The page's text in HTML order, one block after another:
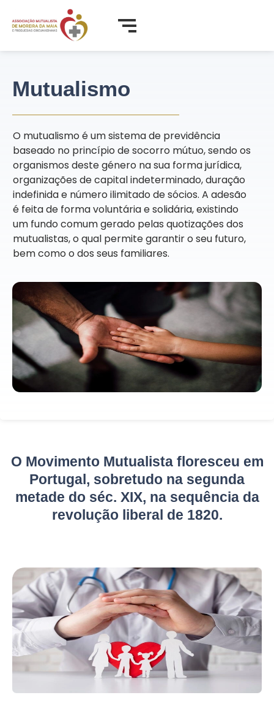
Mutualismo
O mutualismo é um sistema de previdência
baseado no princípio de socorro mútuo, sendo os
organismos deste género na sua forma jurídica,
organizações de capital indeterminado, duração
indefinida e número ilimitado de sócios. A adesão
é feita de forma voluntária e solidária, existindo
um fundo comum gerado pelas quotizações dos
mutualistas, o qual permite garantir o seu futuro,
bem como o dos seus familiares.
O Movimento Mutualista floresceu em
Portugal, sobretudo na segunda
metade do séc. XIX, na sequência da
revolução liberal de 1820.